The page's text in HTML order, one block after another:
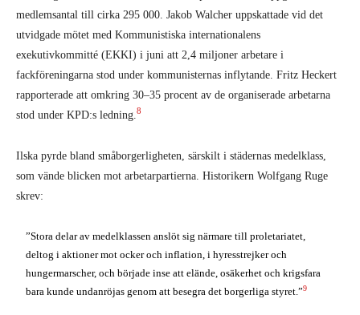
medlemsantal till cirka 295 000. Jakob Walcher uppskattade vid det
utvidgade mötet med Kommunistiska internationalens
exekutivkommitté (EKKI) i juni att 2,4 miljoner arbetare i
fackföreningarna stod under kommunisternas inflytande. Fritz Heckert
rapporterade att omkring 30–35 procent av de organiserade arbetarna
stod under KPD:s ledning. 8
Ilska pyrde bland småborgerligheten, särskilt i städernas medelklass,
som vände blicken mot arbetarpartierna. Historikern Wolfgang Ruge
skrev:
”Stora delar av medelklassen anslöt sig närmare till proletariatet,
deltog i aktioner mot ocker och inflation, i hyresstrejker och
hungermarscher, och började inse att elände, osäkerhet och krigsfara
bara kunde undanröjas genom att besegra det borgerliga styret.”9